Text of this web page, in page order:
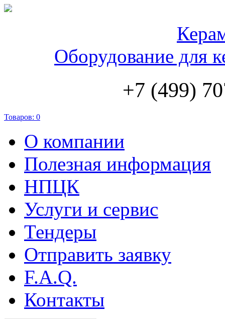
Оборудование для
+7 (499)
Товаров: 0
О компании
Полезная информация
НПЦК
Услуги и сервис
Тендеры
Отправить заявку
F.A.Q.
Контакты